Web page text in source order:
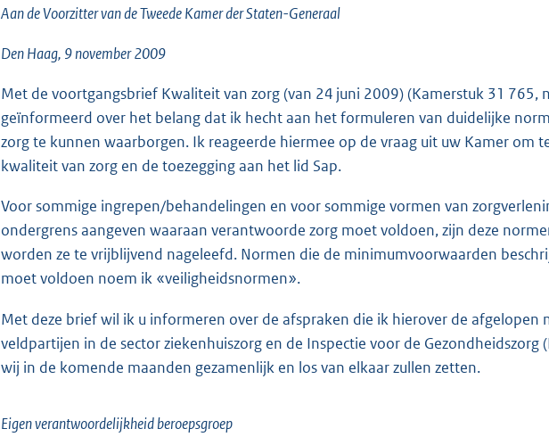
o
e
:
K
b
Aan de Voorzitter van de Tweede Kamer der Staten-Generaal
Den Haag, 9 november 2009
Met de voortgangsbrief Kwaliteit van zorg (van 24 juni 2009) (Kamerstuk 31 765,
geïnformeerd over het belang dat ik hecht aan het formuleren van duidelijke
zorg te kunnen waarborgen. Ik reageerde hiermee op de vraag uit uw Kamer
kwaliteit van zorg en de toezegging aan het lid Sap.
Voor sommige ingrepen/behandelingen en voor sommige vormen van
ondergrens aangeven waaraan verantwoorde zorg moet voldoen, zijn deze
worden ze te vrijblijvend nageleefd. Normen die de minimumvoorwaarden
moet voldoen noem ik «veiligheidsnormen».
Met deze brief wil ik u informeren over de afspraken die ik hierover de afgelopen
veldpartijen in de sector ziekenhuiszorg en de Inspectie voor de Gezondheidszorg
wij in de komende maanden gezamenlijk en los van elkaar zullen zetten.
Eigen verantwoordelijkheid beroepsgroep